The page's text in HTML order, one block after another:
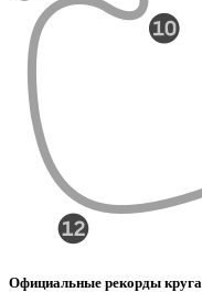
Официальные рекорды круга